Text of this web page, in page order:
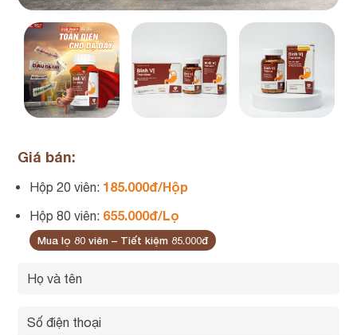
Giá bán:
Hộp 20 viên: 185.000đ/Hộp
Hộp 80 viên: 655.000đ/Lọ
Mua lọ 80 viên – Tiết kiệm 85.000đ